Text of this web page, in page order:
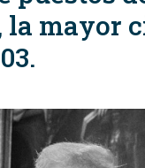
la mayor